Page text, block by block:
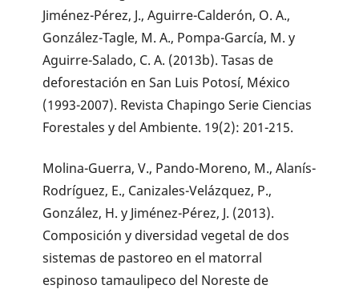
Jiménez-Pérez, J., Aguirre-Calderón, O. A.,
González-Tagle, M. A., Pompa-García, M. y
Aguirre-Salado, C. A. (2013b). Tasas de
deforestación en San Luis Potosí, México
(1993-2007). Revista Chapingo Serie Ciencias
Forestales y del Ambiente. 19(2): 201-215.
Molina-Guerra, V., Pando-Moreno, M., Alanís-
Rodríguez, E., Canizales-Velázquez, P.,
González, H. y Jiménez-Pérez, J. (2013).
Composición y diversidad vegetal de dos
sistemas de pastoreo en el matorral
espinoso tamaulipeco del Noreste de